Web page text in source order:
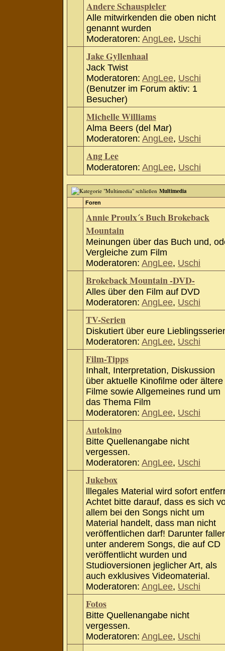
Andere Schauspieler
Alle mitwirkenden die oben nicht
genannt wurden
Moderatoren: AngLee, Uschi
Jake Gyllenhaal
Jack Twist
Moderatoren: AngLee, Uschi
(Benutzer im Forum aktiv: 1
Besucher)
Michelle Williams
Alma Beers (del Mar)
Moderatoren: AngLee, Uschi
Ang Lee
Moderatoren: AngLee, Uschi
Multimedia
Foren
Annie Proulx´s Buch Brokeback
Mountain
Meinungen über das Buch und,
Vergleiche zum Film
Moderatoren: AngLee, Uschi
Brokeback Mountain -DVD-
Alles über den Film auf DVD
Moderatoren: AngLee, Uschi
TV-Serien
Diskutiert über eure
Moderatoren: AngLee, Uschi
Film-Tipps
Inhalt, Interpretation, Diskussion
über aktuelle Kinofilme oder ältere
Filme sowie Allgemeines rund um
das Thema Film
Moderatoren: AngLee, Uschi
Autokino
Bitte Quellenangabe nicht
vergessen.
Moderatoren: AngLee, Uschi
Jukebox
lllegales Material wird sofort
Achtet bitte darauf, dass es sich
allem bei den Songs nicht um
Material handelt, dass man nicht
veröffentlichen darf! Darunter
unter anderem Songs, die auf CD
veröffentlicht wurden und
Studioversionen jeglicher Art, als
auch exklusives Videomaterial.
Moderatoren: AngLee, Uschi
Fotos
Bitte Quellenangabe nicht
vergessen.
Moderatoren: AngLee, Uschi